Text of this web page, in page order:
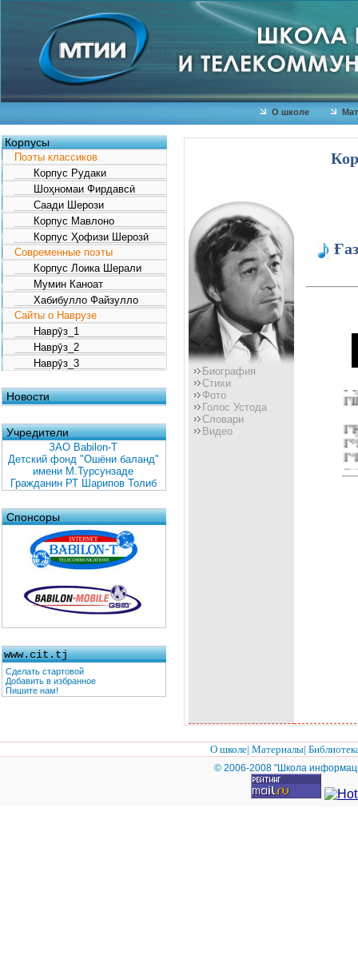
О школе
Корпусы
Поэты классиков
Корпус Рудаки
Шоҳномаи Фирдавсӣ
Саади Шерози
Корпус Мавлоно
Корпус Ҳофизи Шерозӣ
Современные поэты
Корпус Лоика Шерали
Мумин Каноат
Хабибулло Файзулло
Сайты о Наврузе
Наврӯз_1
Наврӯз_2
Наврӯз_3
Новости
Учредители
ЗАО Babilon-T
Детский фонд "Ошёни баланд"
имени М.Турсунзаде
Гражданин РТ Шарипов Толиб
Спонсоры
www.cit.tj
Сделать стартовой
Добавить в избранное
Пишите нам!
Биография
Стихи
Фото
Голос Устода
Словари
Видео
О школе| Материалы|
© 2006-2008 "Школа